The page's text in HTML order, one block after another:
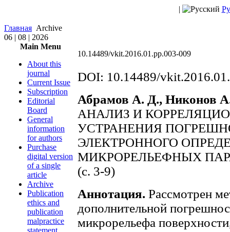
|
Главная Archive
06 | 08 | 2026
Main Menu
About this
journal
Current Issue
Subscription
Editorial
Board
General
information
for authors
Purchase
digital version
of a single
article
Archive
Publication
ethics and
publication
malpractice
statement
10.14489/vkit.2016.01.pp.003-009
DOI: 10.14489/
Абрамов А. Д., Никонов
АНАЛИЗ И
УСТРАНЕНИЯ
ЭЛЕКТРОННОГО
МИКРОРЕЛЬЕФНЫХ
(c. 3-9)
Аннотация. Рассмотрен
дополнительной
микрорельефа